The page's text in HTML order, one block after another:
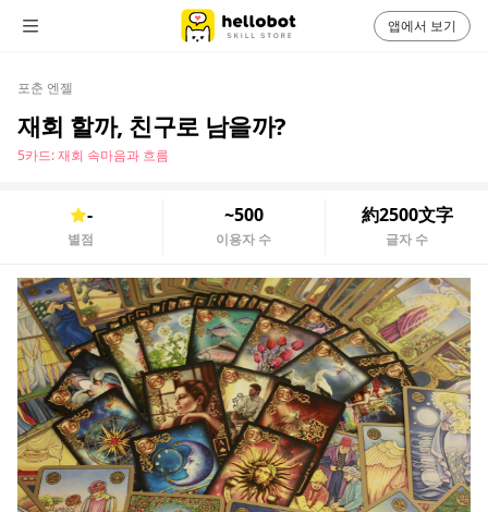
포춘 엔젤
재회 할까, 친구로 남을까?
5카드: 재회 속마음과 흐름
-
별점
~500
이용자 수
約2500文字
글자 수
앱에서 보기